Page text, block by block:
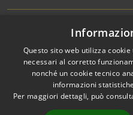
RSS
Accessibilità
Privacy
Mappa del sito
Questo sito web utilizza
necessari al corretto
nonché un cookie tecnico
informazioni
Per maggiori dettagli, può